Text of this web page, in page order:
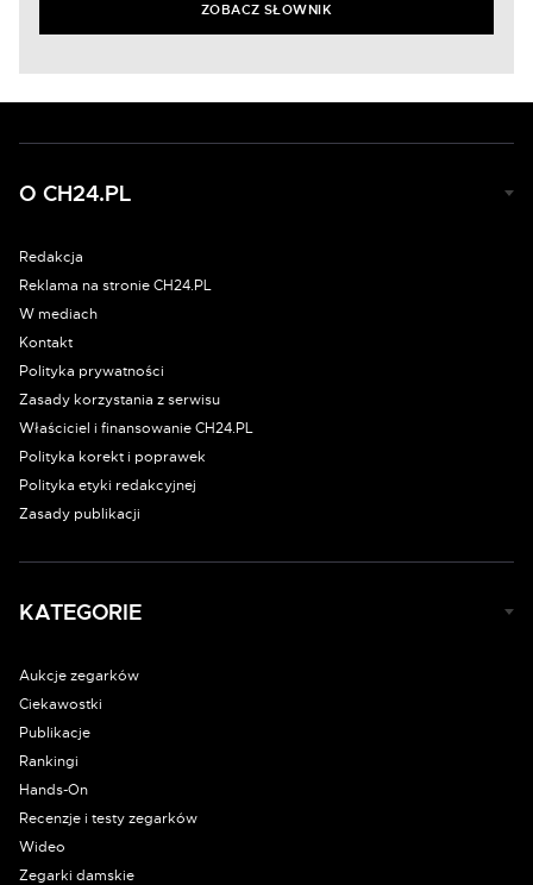
ZOBACZ SŁOWNIK
O CH24.PL
Redakcja
Reklama na stronie CH24.PL
W mediach
Kontakt
Polityka prywatności
Zasady korzystania z serwisu
Właściciel i finansowanie CH24.PL
Polityka korekt i poprawek
Polityka etyki redakcyjnej
Zasady publikacji
KATEGORIE
Aukcje zegarków
Ciekawostki
Publikacje
Rankingi
Hands-On
Recenzje i testy zegarków
Wideo
Zegarki damskie